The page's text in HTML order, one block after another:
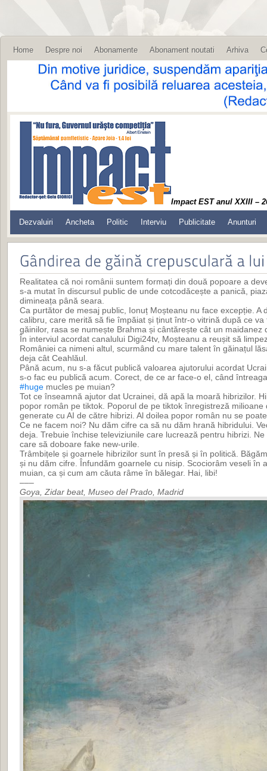
Home Despre noi Abonamente Abonament noutati Arhiva
Impact EST anul XXIII –
Dezvaluiri Ancheta Politic Interviu Publicitate Anunturi
Realitatea că noi românii suntem formați din două popoare a
s-a mutat în discursul public de unde cotcodăcește a panică,
dimineața până seara.
Ca purtător de mesaj public, Ionuț Moșteanu nu face excepție. A
calibru, care merită să fie împăiat și ținut într-o vitrină după ce
găinilor, rasa se numește Brahma și cântărește cât un maidanez
În interviul acordat canalului Digi24tv, Moșteanu a reușit să
României ca nimeni altul, scurmând cu mare talent în găinațul
deja cât Ceahlăul.
Până acum, nu s-a făcut publică valoarea ajutorului acordat
s-o fac eu publică acum. Corect, de ce ar face-o el, când
#huge mucles pe muian?
Tot ce înseamnă ajutor dat Ucrainei, dă apă la moară hibrizilor.
popor român pe tiktok. Poporul de pe tiktok înregistreză
generate cu AI de către hibrizi. Al doilea popor român nu se
Ce ne facem noi? Nu dăm cifre ca să nu dăm hrană hibridului.
deja. Trebuie închise televiziunile care lucrează pentru hibrizi.
care să doboare fake new-urile.
Trâmbițele și goarnele hibrizilor sunt în presă și în politică.
și nu dăm cifre. Înfundăm goarnele cu nisip. Scociorâm veseli în
muian, ca și cum am căuta râme în bălegar. Hai, libi!
–––
Goya, Zidar beat, Museo del Prado, Madrid